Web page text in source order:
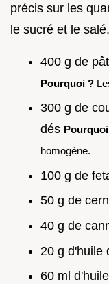
précis sur les
le sucré et le salé.
400 g de
Pourquoi ?
300 g de
dés
homogène.
100 g de
50 g de
40 g de
20 g d'huile
60 ml